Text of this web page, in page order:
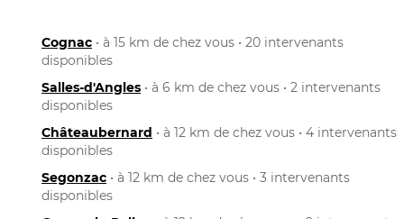
Cognac • à 15 km de chez vous • 20 intervenants
disponibles
Salles-d'Angles • à 6 km de chez vous • 2 intervenants
disponibles
Châteaubernard • à 12 km de chez vous • 4 intervenants
disponibles
Segonzac • à 12 km de chez vous • 3 intervenants
disponibles